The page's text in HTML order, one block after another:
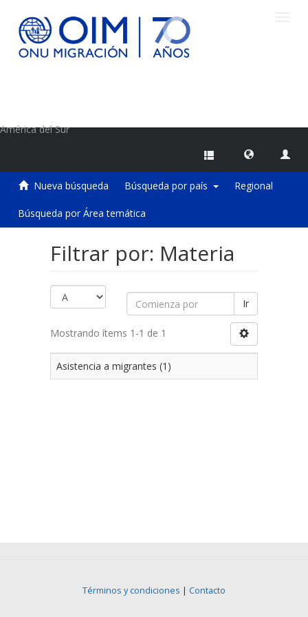
América del Sur
Nueva búsqueda Búsqueda por país Regional
Búsqueda por Área temática
Filtrar por: Materia
Ir
Mostrando ítems 1-1 de 1
Asistencia a migrantes (1)
Términos y condiciones | Contacto